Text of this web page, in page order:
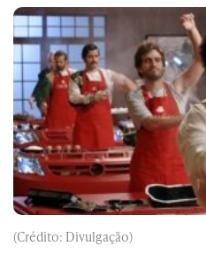
(Crédito: Divulgação)